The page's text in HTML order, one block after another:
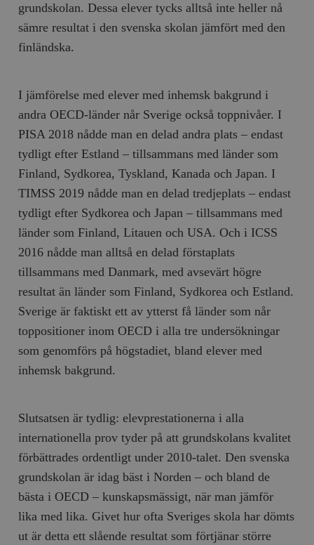
grundskolan. Dessa elever tycks alltså inte heller nå
sämre resultat i den svenska skolan jämfört med den
finländska.
I jämförelse med elever med inhemsk bakgrund i
andra OECD-länder når Sverige också toppnivåer. I
PISA 2018 nådde man en delad andra plats – endast
tydligt efter Estland – tillsammans med länder som
Finland, Sydkorea, Tyskland, Kanada och Japan. I
TIMSS 2019 nådde man en delad tredjeplats – endast
tydligt efter Sydkorea och Japan – tillsammans med
länder som Finland, Litauen och USA. Och i ICSS
2016 nådde man alltså en delad förstaplats
tillsammans med Danmark, med avsevärt högre
resultat än länder som Finland, Sydkorea och Estland.
Sverige är faktiskt ett av ytterst få länder som når
toppositioner inom OECD i alla tre undersökningar
som genomförs på högstadiet, bland elever med
inhemsk bakgrund.
Slutsatsen är tydlig: elevprestationerna i alla
internationella prov tyder på att grundskolans kvalitet
förbättrades ordentligt under 2010-talet. Den svenska
grundskolan är idag bäst i Norden – och bland de
bästa i OECD – kunskapsmässigt, när man jämför
lika med lika. Givet hur ofta Sveriges skola har dömts
ut är detta ett slående resultat som förtjänar större